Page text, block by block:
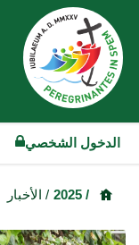
الدخول الشخصي
/ الأخبار / 2025